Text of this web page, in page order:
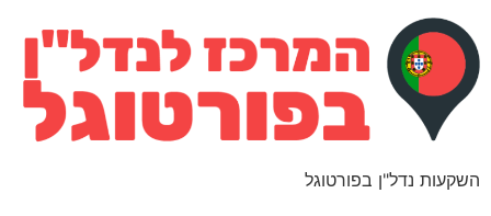
השקעות נדל"ן בפורטוגל